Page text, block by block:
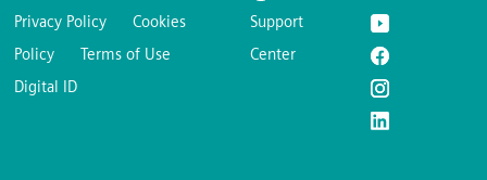
Privacy Policy
Cookies
Policy
Terms of Use
Digital ID
Support
Center